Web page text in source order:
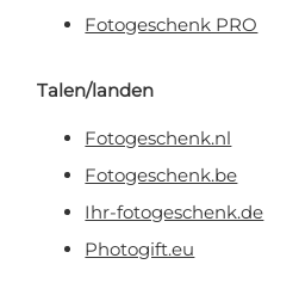
Fotogeschenk PRO
Talen/landen
Fotogeschenk.nl
Fotogeschenk.be
Ihr-fotogeschenk.de
Photogift.eu